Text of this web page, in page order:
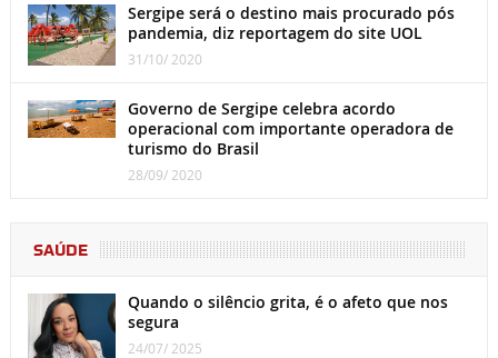
Sergipe será o destino mais procurado pós
pandemia, diz reportagem do site UOL
31/10/ 2020
Governo de Sergipe celebra acordo
operacional com importante operadora de
turismo do Brasil
28/09/ 2020
SAÚDE
Quando o silêncio grita, é o afeto que nos
segura
24/07/ 2025